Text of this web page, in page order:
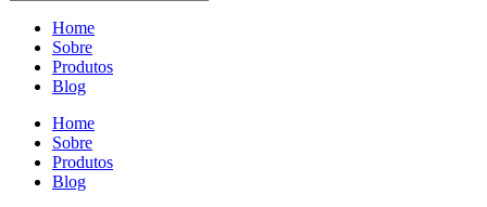
Home
Sobre
Produtos
Blog
Home
Sobre
Produtos
Blog